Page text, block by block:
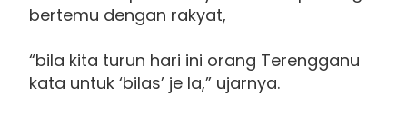
bertemu dengan rakyat,
“bila kita turun hari ini orang Terengganu
kata untuk ‘bilas’ je la,” ujarnya.